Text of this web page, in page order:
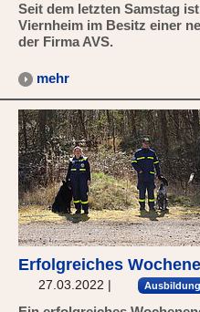
Seit dem letzten Samstag
Viernheim im Besitz einer
der Firma AVS.
mehr
Erfolgreiches
27.03.2022 | Ausbildung